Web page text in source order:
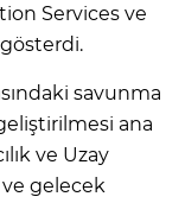
Services ve
savunma
ana
ve Uzay
ve gelecek